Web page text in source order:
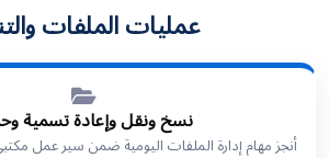
عمليات الملفات
نسخ ونقل وإعادة تسمية
أنجز مهام إدارة الملفات اليومية ضمن سير عمل